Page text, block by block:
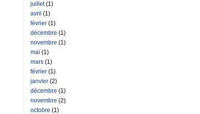
juillet(1)
avril (1)
février (1)
décembre (1)
novembre (1)
mai (1)
mars (1)
février (1)
janvier (2)
décembre (1)
novembre (2)
octobre (1)